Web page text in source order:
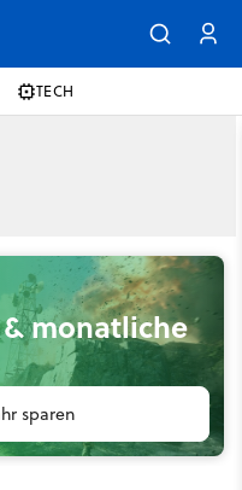
TECH
monatliche
sparen